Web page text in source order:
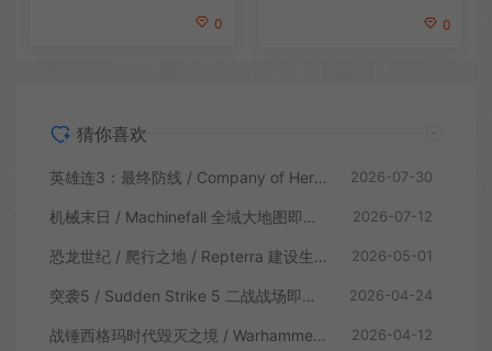
0 0
猜你喜欢
英雄连3：最终防线 / Company of Heroes 3 Final Stand 肉鸽塔防即时战术游戏 2026-07-30
机械末日 / Machinefall 全域大地图即时战略游戏 2026-07-12
恐龙世纪 / 爬行之地 / Repterra 建设生存即时战略游戏|下载 2026-05-01
突袭5 / Sudden Strike 5 二战战场即时战术游戏 2026-04-24
战锤西格玛时代毁灭之境 / Warhammer Age of Sigmar Realms of Ruin 即时战略游戏 2026-04-12